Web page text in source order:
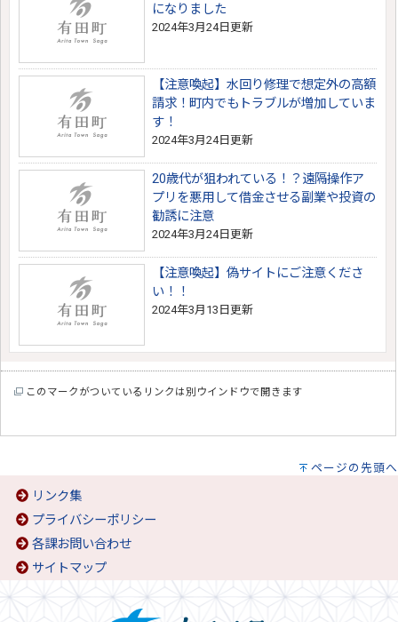
になりました
2024年3月24日更新
【注意喚起】水回り修理で想定外の高額
請求！町内でもトラブルが増加していま
す！
2024年3月24日更新
20歳代が狙われている！？遠隔操作ア
プリを悪用して借金させる副業や投資の
勧誘に注意
2024年3月24日更新
【注意喚起】偽サイトにご注意くださ
い！！
2024年3月13日更新
このマークがついているリンクは別ウインドウで開きます
ページの先頭へ
リンク集
プライバシーポリシー
各課お問い合わせ
サイトマップ